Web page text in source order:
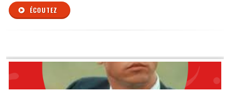
ÉCOUTEZ